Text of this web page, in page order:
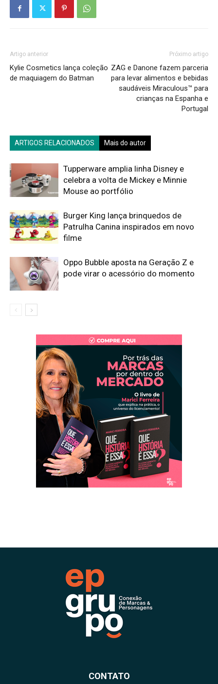
Artigo anterior
Kylie Cosmetics lança coleção
de maquiagem do Batman
Próximo artigo
ZAG e Danone fazem parceria
para levar alimentos e bebidas
saudáveis Miraculous™ para
crianças na Espanha e
Portugal
ARTIGOS RELACIONADOS Mais do autor
Tupperware amplia linha Disney e
celebra a volta de Mickey e Minnie
Mouse ao portfólio
Burger King lança brinquedos de
Patrulha Canina inspirados em novo
filme
Oppo Bubble aposta na Geração Z e
pode virar o acessório do momento
CONTATO